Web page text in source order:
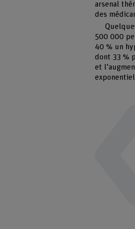
arsenal
des
500 000
40 % un
dont 33 %
et